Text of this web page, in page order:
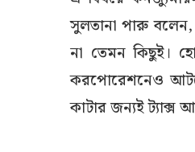
সুলতানা পারু বলেন,
না তেমন কিছুই।
করপোরেশনেও
কাটার জন্যই